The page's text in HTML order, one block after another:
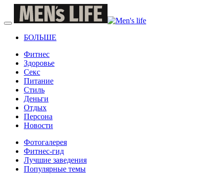
БОЛЬШЕ
Фитнес
Здоровье
Секс
Питание
Стиль
Деньги
Отдых
Персона
Новости
Фотогалерея
Фитнес-гид
Лучшие заведения
Популярные темы